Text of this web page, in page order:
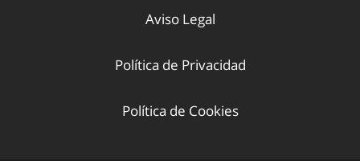
Aviso Legal
Política de Privacidad
Política de Cookies